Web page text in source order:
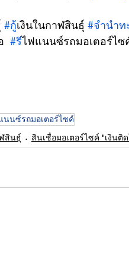
#กู้เงินในกาฬสินธุ์ #จำนำท
#รไฟแนนซ์รถมอเตอร์ไซ
นนซ์รถมอเตอร์ไซค์
สินธุ์
สินเชื่อมอเตอร์ไซค์ "เงินติด